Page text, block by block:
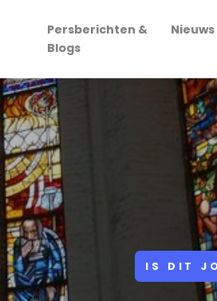
Persberichten &
Blogs
Nieuws
IS DIT